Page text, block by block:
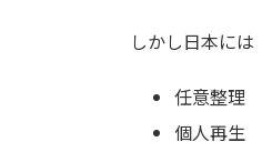
しかし日本には
任意整理
個人再生